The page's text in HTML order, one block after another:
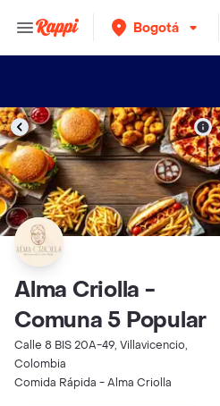
Bogotá
Alma Criolla -
Comuna 5 Popular
Calle 8 BIS 20A-49, Villavicencio,
Colombia
Comida Rápida - Alma Criolla